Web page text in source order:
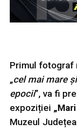
Primul fotograf
„cel mai mare
epocii”, va fi
expoziției
Muzeul